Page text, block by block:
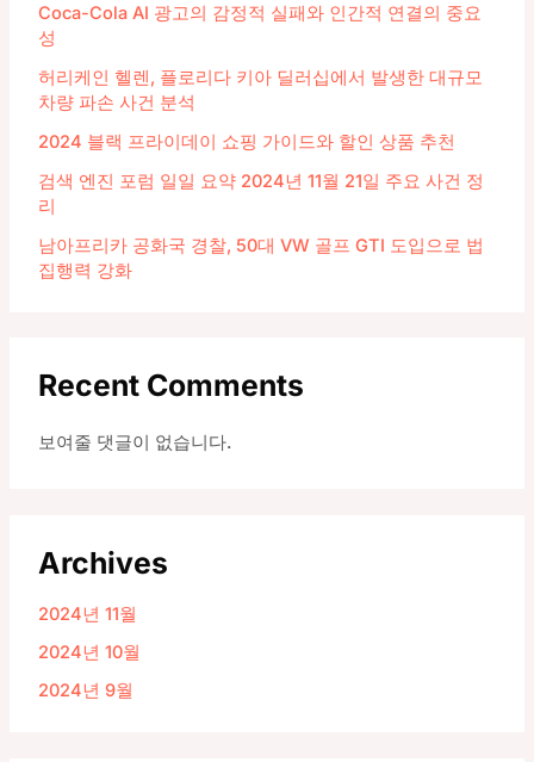
Coca-Cola AI 광고의 감정적 실패와 인간적 연결의 중요
성
허리케인 헬렌, 플로리다 키아 딜러십에서 발생한 대규모
차량 파손 사건 분석
2024 블랙 프라이데이 쇼핑 가이드와 할인 상품 추천
검색 엔진 포럼 일일 요약 2024년 11월 21일 주요 사건 정
리
남아프리카 공화국 경찰, 50대 VW 골프 GTI 도입으로 법
집행력 강화
Recent Comments
보여줄 댓글이 없습니다.
Archives
2024년 11월
2024년 10월
2024년 9월